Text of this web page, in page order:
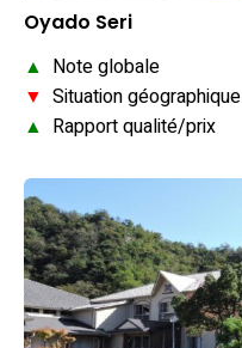
Oyado Seri
▲ Note globale
▼ Situation géographique
▲ Rapport qualité/prix